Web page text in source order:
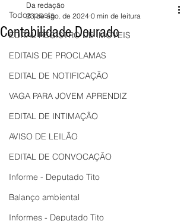
Todos posts
EDITAL REGISTRO DE IMÓVEIS
EDITAIS DE PROCLAMAS
EDITAL DE NOTIFICAÇÃO
VAGA PARA JOVEM APRENDIZ
EDITAL DE INTIMAÇÃO
AVISO DE LEILÃO
EDITAL DE CONVOCAÇÃO
Informe - Deputado Tito
Balanço ambiental
Informes - Deputado Tito
Contabilidade Dourado
Da redação
23 de ago. de 2024 0 min de leitura